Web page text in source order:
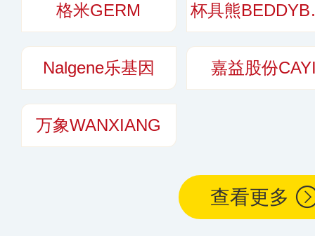
格米GERM 杯
Nalgene乐基因 嘉益股份
万象WANXIANG
查看更多